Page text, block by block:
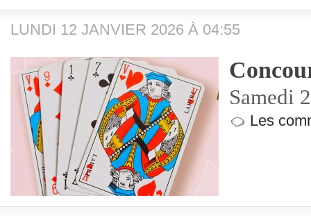
LUNDI 12 JANVIER 2026 À 04:55
Samedi
Les